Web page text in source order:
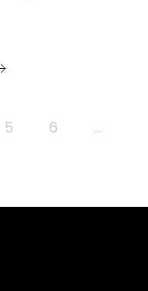
5 6
…